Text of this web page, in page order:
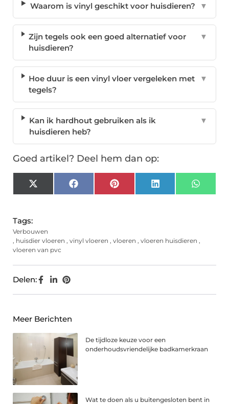
Waarom is vinyl geschikt voor huisdieren? ▼
Zijn tegels ook een goed alternatief voor
huisdieren?
▼
Hoe duur is een vinyl vloer vergeleken met
tegels?
▼
Kan ik hardhout gebruiken als ik
huisdieren heb?
▼
Goed artikel? Deel hem dan op:
X
(Twitter)
FacebookPinterest LinkedIn
Tags:
Verbouwen
, huisdier vloeren , vinyl vloeren , vloeren , vloeren huisdieren ,
vloeren van pvc
Delen:
Meer Berichten
De tijdloze keuze voor een
onderhoudsvriendelijke badkamerkraan
Wat te doen als u buitengesloten bent in